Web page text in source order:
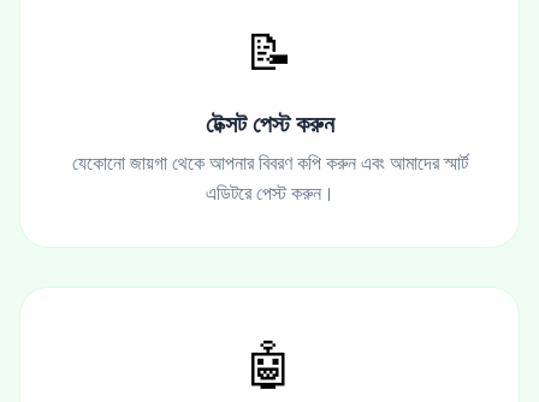
📝
টেক্সট পেস্ট করুন
যেকোনো জায়গা থেকে আপনার বিবরণ কপি করুন এবং আমাদের স্মার্ট
এডিটরে পেস্ট করুন।
🤖